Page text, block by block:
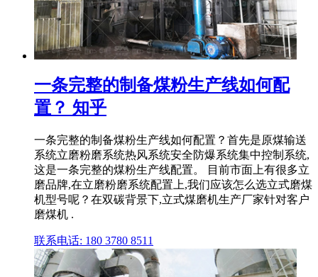
一条完整的制备煤粉生产线如何配
置？ 知乎
一条完整的制备煤粉生产线如何配置？首先是原煤输送
系统立磨粉磨系统热风系统安全防爆系统集中控制系统,
这是一条完整的煤粉生产线配置。 目前市面上有很多立
磨品牌,在立磨粉磨系统配置上,我们应该怎么选立式磨煤
机型号呢？在双碳背景下,立式煤磨机生产厂家针对客户
磨煤机 .
联系电话: 180 3780 8511